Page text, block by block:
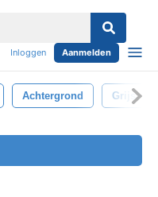
Inloggen Aanmelden
Achtergrond Grijs